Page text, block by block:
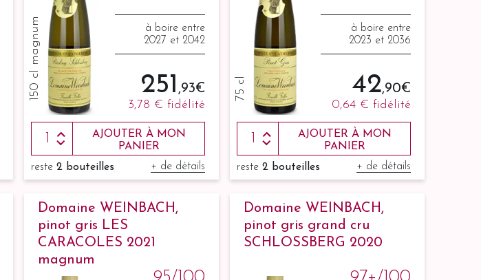
150 cl magnum
à boire entre
2027 et 2042
251 ,93 €
3,78 € fidélité
AJOUTER À MON
PANIER
reste 2 bouteilles + de détails
75 cl
à boire entre
2023 et 2036
42,90 €
0,64 € fidélité
AJOUTER À MON
PANIER
reste 2 bouteilles + de détails
Domaine WEINBACH,
pinot gris LES
CARACOLES 2021
magnum
Domaine WEINBACH,
pinot gris grand cru
SCHLOSSBERG 2020